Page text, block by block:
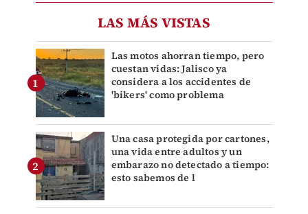
LAS MÁS VISTAS
Las motos ahorran tiempo, pero
cuestan vidas: Jalisco ya
considera a los accidentes de
'bikers' como problema
Una casa protegida por cartones,
una vida entre adultos y un
embarazo no detectado a tiempo:
esto sabemos de l